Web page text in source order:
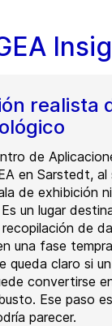
realista
de
en Sarstedt, al
de exhibición
un lugar
recopilación de
una fase
queda claro si
convertirse
Ese paso
parecer.